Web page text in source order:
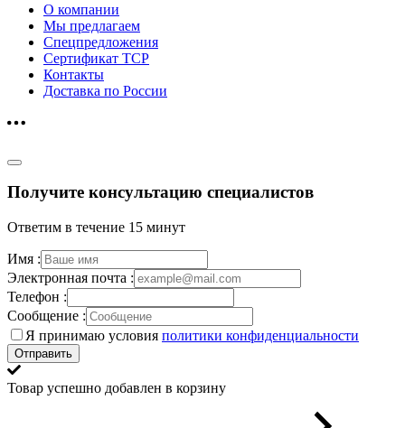
О компании
Мы предлагаем
Спецпредложения
Сертификат ТСР
Контакты
Доставка по России
Получите консультацию специалистов
Ответим в течение 15 минут
Имя :
Электронная почта :
Телефон :
Сообщение :
Я принимаю условия политики конфиденциальности
Отправить
Товар успешно добавлен в корзину